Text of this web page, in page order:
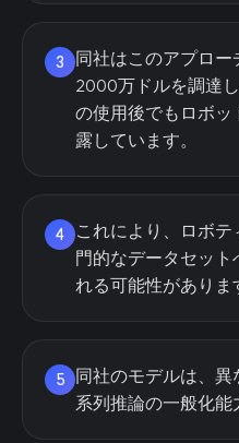
3
同社はこのアプロ
2000万ドルを調達
の使用後でもロボッ
露しています。
4
これにより、ロボ
門的なデータセット
れる可能性がありま
5
同社のモデルは、
系列推論の一般化能